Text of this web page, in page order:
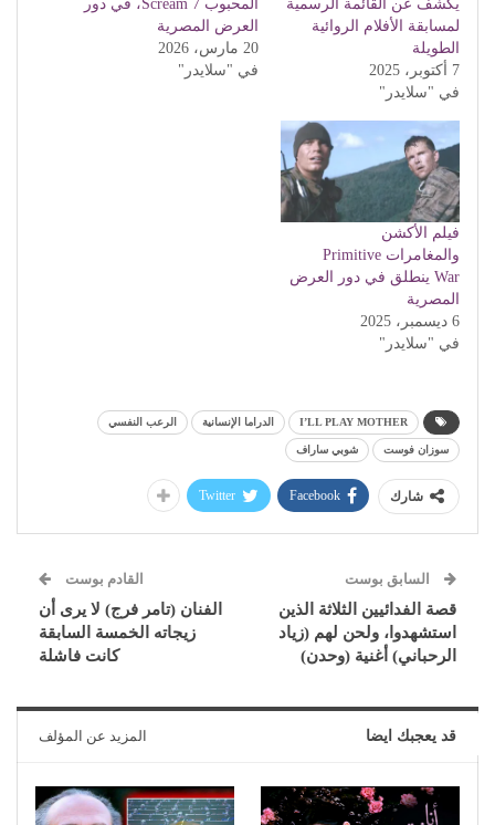
يكشف عن القائمة الرسمية
لمسابقة الأفلام الروائية
الطويلة
7 أكتوبر، 2025
في "سلايدر"
المحبوب Scream 7، في دور
العرض المصرية
20 مارس، 2026
في "سلايدر"
فيلم الأكشن
والمغامرات Primitive
War ينطلق في دور العرض
المصرية
6 ديسمبر، 2025
في "سلايدر"
I’LL PLAY MOTHER الدراما الإنسانية الرعب النفسي
سوزان فوست شوبي ساراف
شارك Facebook
Twitter
السابق بوست
قصة الفدائيين الثلاثة الذين
استشهدوا، ولحن لهم (زياد
الرحباني) أغنية (وحدن)
القادم بوست
الفنان (تامر فرج) لا يرى أن
زيجاته الخمسة السابقة
كانت فاشلة
قد يعجبك ايضا المزيد عن المؤلف